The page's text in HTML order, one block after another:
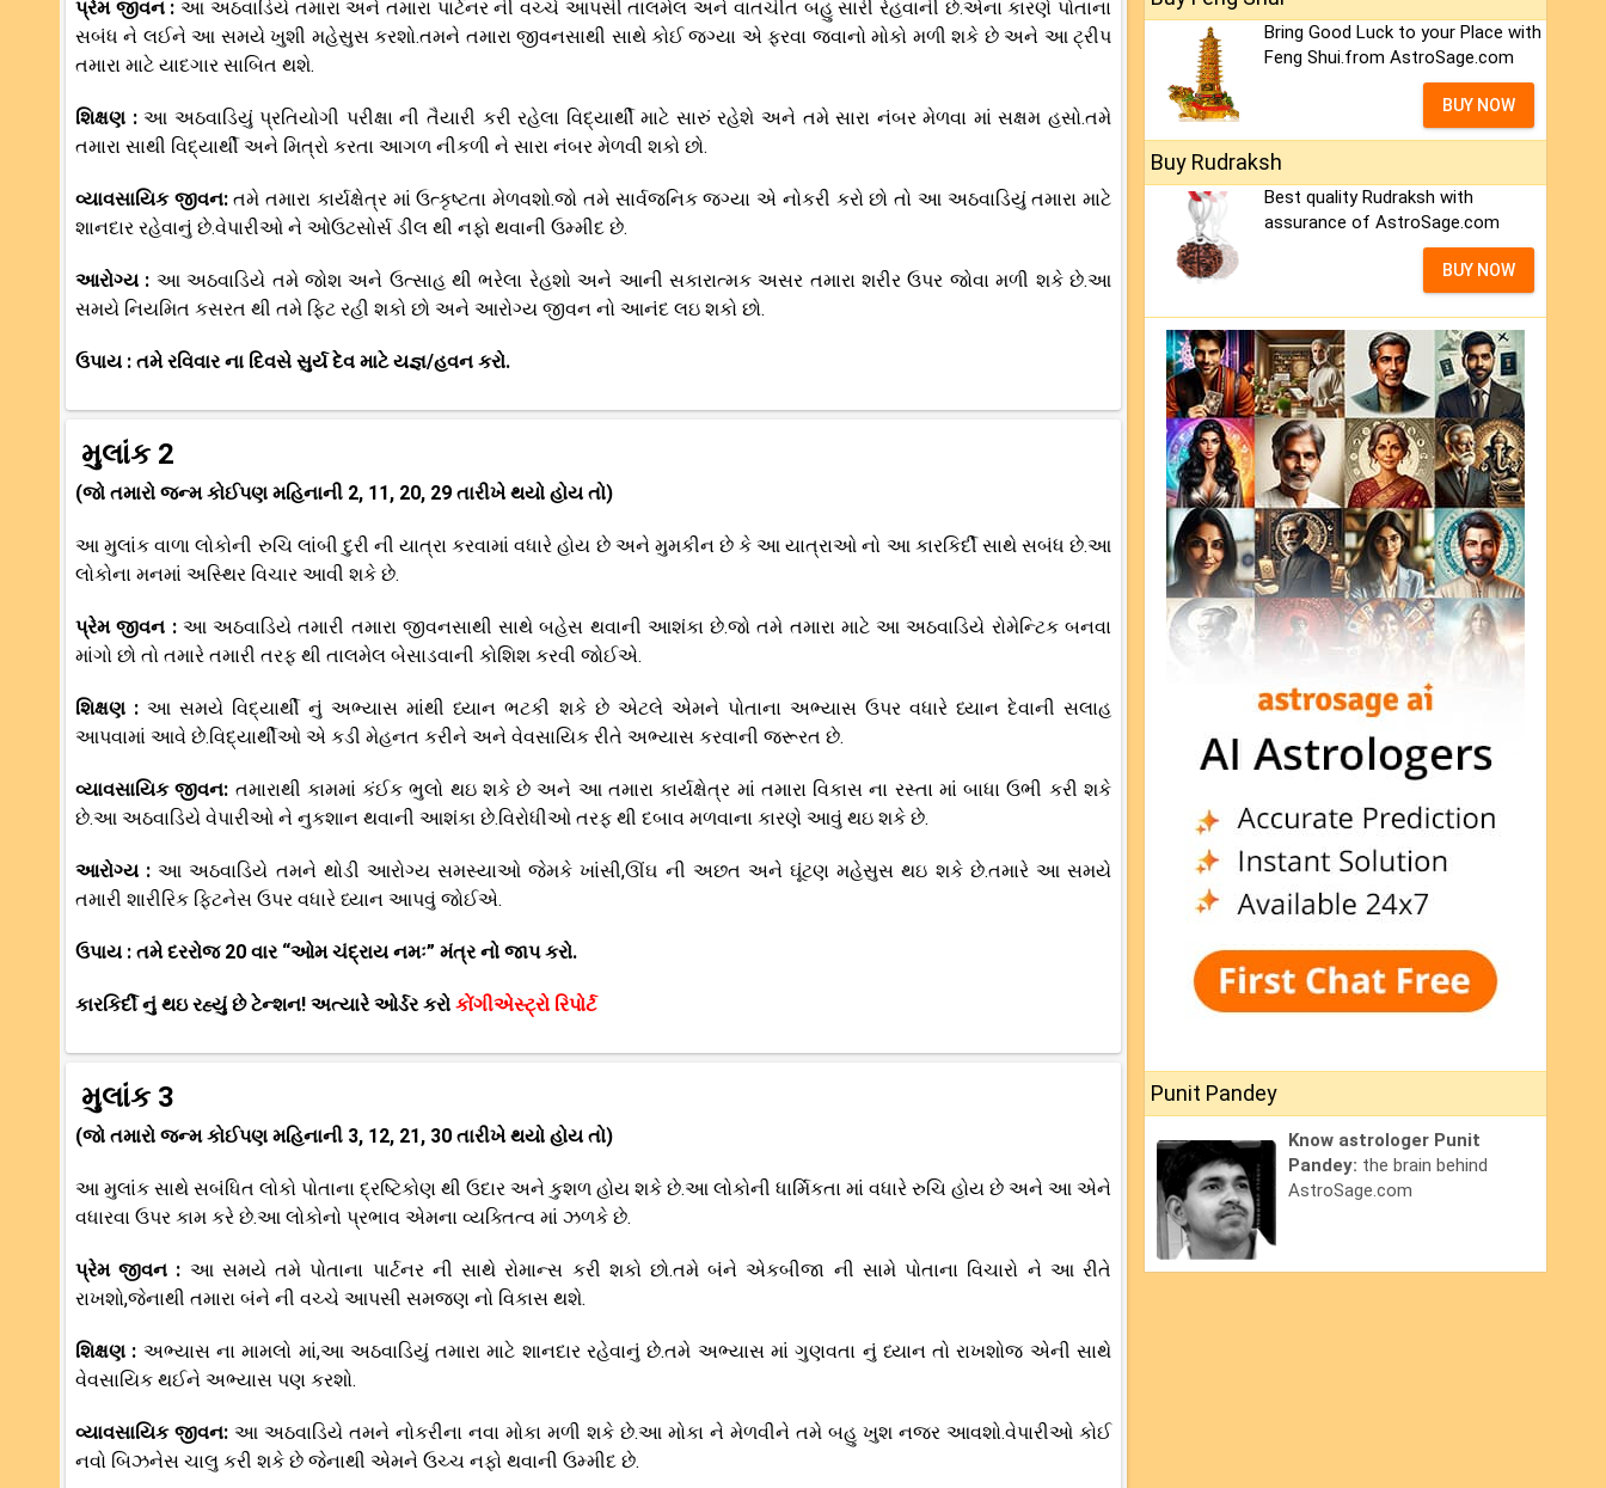
પ્રેમ જીવન :આ અઠવાડિયે તમારા અને તમારા પાર્ટનર ની વચ્ચે આપસી તાલમેલ અને વાતચીત બહુ સારી રેહવાની છે.એના કારણે પોતાના
સબંધ ને લઈને આ સમયે ખુશી મહેસુસ કરશો.તમને તમારા જીવનસાથી સાથે કોઈ જગ્યા એ ફરવા જવાનો મોકો મળી શકે છે અને આ ટ્રીપ
તમારા માટે યાદગાર સાબિત થશે.
શિક્ષણ :આ અઠવાડિયું પ્રતિયોગી પરીક્ષા ની તૈયારી કરી રહેલા વિદ્યાર્થી માટે સારું રહેશે અને તમે સારા નંબર મેળવા માં સક્ષમ હસો.તમે
તમારા સાથી વિદ્યાર્થી અને મિત્રો કરતા આગળ નીકળી ને સારા નંબર મેળવી શકો છો.
વ્યાવસાયિક જીવન:તમે તમારા કાર્યક્ષેત્ર માં ઉત્કૃષ્ટતા મેળવશો.જો તમે સાર્વજનિક જગ્યા એ નોકરી કરો છો તો આ અઠવાડિયું તમારા માટે
શાનદાર રહેવાનું છે.વેપારીઓ ને ઓઉટસોર્સ ડીલ થી નફો થવાની ઉમ્મીદ છે.
આરોગ્ય : આ અઠવાડિયે તમે જોશ અને ઉત્સાહ થી ભરેલા રેહશો અને આની સકારાત્મક અસર તમારા શરીર ઉપર જોવા મળી શકે છે.આ
સમયે નિયમિત કસરત થી તમે ફિટ રહી શકો છો અને આરોગ્ય જીવન નો આનંદ લઇ શકો છો.
ઉપાય : તમે રવિવાર ના દિવસે સુર્ય દેવ માટે યજ્ઞ/હવન કરો.
મુલાંક 2
(જો તમારો જન્મ કોઈપણ મહિનાની 2, 11, 20, 29 તારીખે થયો હોય તો)
આ મુલાંક વાળા લોકોની રુચિ લાંબી દુરી ની યાત્રા કરવામાં વધારે હોય છે અને મુમકીન છે કે આ યાત્રાઓ નો આ કારકિર્દી સાથે સબંધ છે.આ
લોકોના મનમાં અસ્થિર વિચાર આવી શકે છે.
પ્રેમ જીવન : આ અઠવાડિયે તમારી તમારા જીવનસાથી સાથે બહેસ થવાની આશંકા છે.જો તમે તમારા માટે આ અઠવાડિયે રોમેન્ટિક બનવા
માંગો છો તો તમારે તમારી તરફ થી તાલમેલ બેસાડવાની કોશિશ કરવી જોઈએ.
શિક્ષણ :આ સમયે વિદ્યાર્થી નું અભ્યાસ માંથી ધ્યાન ભટકી શકે છે એટલે એમને પોતાના અભ્યાસ ઉપર વધારે ધ્યાન દેવાની સલાહ
આપવામાં આવે છે.વિદ્યાર્થીઓ એ કડી મેહનત કરીને અને વેવસાયિક રીતે અભ્યાસ કરવાની જરૂરત છે.
વ્યાવસાયિક જીવન: તમારાથી કામમાં કંઈક ભુલો થઇ શકે છે અને આ તમારા કાર્યક્ષેત્ર માં તમારા વિકાસ ના રસ્તા માં બાધા ઉભી કરી શકે
છે.આ અઠવાડિયે વેપારીઓ ને નુકશાન થવાની આશંકા છે.વિરોધીઓ તરફ થી દબાવ મળવાના કારણે આવું થઇ શકે છે.
આરોગ્ય :આ અઠવાડિયે તમને થોડી આરોગ્ય સમસ્યાઓ જેમકે ખાંસી,ઊંઘ ની અછત અને ઘૂંટણ મહેસુસ થઇ શકે છે.તમારે આ સમયે
તમારી શારીરિક ફિટનેસ ઉપર વધારે ધ્યાન આપવું જોઈએ.
ઉપાય : તમે દરરોજ 20 વાર “ઓમ ચંદ્રાય નમઃ” મંત્ર નો જાપ કરો.
કારકિર્દી નું થઇ રહ્યું છે ટેન્શન! અત્યારે ઓર્ડર કરો કોંગીએસ્ટ્રો રિપોર્ટ
મુલાંક 3
(જો તમારો જન્મ કોઈપણ મહિનાની 3, 12, 21, 30 તારીખે થયો હોય તો)
આ મુલાંક સાથે સબંધિત લોકો પોતાના દ્રષ્ટિકોણ થી ઉદાર અને કુશળ હોય શકે છે.આ લોકોની ધાર્મિકતા માં વધારે રુચિ હોય છે અને આ એને
વધારવા ઉપર કામ કરે છે.આ લોકોનો પ્રભાવ એમના વ્યક્તિત્વ માં ઝળકે છે.
પ્રેમ જીવન : આ સમયે તમે પોતાના પાર્ટનર ની સાથે રોમાન્સ કરી શકો છો.તમે બંને એકબીજા ની સામે પોતાના વિચારો ને આ રીતે
રાખશો,જેનાથી તમારા બંને ની વચ્ચે આપસી સમજણ નો વિકાસ થશે.
શિક્ષણ : અભ્યાસ ના મામલો માં,આ અઠવાડિયું તમારા માટે શાનદાર રહેવાનું છે.તમે અભ્યાસ માં ગુણવતા નું ધ્યાન તો રાખશોજ એની સાથે
વેવસાયિક થઈને અભ્યાસ પણ કરશો.
વ્યાવસાયિક જીવન: આ અઠવાડિયે તમને નોકરીના નવા મોકા મળી શકે છે.આ મોકા ને મેળવીને તમે બહુ ખુશ નજર આવશો.વેપારીઓ કોઈ
નવો બિઝનેસ ચાલુ કરી શકે છે જેનાથી એમને ઉચ્ચ નફો થવાની ઉમ્મીદ છે.
Bring Good Luck to your Place with
Feng Shui.from AstroSage.com
BUY NOW
Buy Rudraksh
Best quality Rudraksh with
assurance of AstroSage.com
BUY NOW
Punit Pandey
Know astrologer Punit
Pandey: the brain behind
AstroSage.com